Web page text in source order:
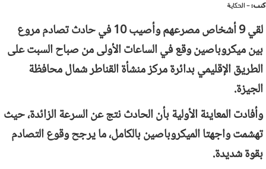
كتب:- الحكاية
لقي 9 أشخاص مصرعهم وأصيب 10 في حادث تصادم مروع
بين ميكروباصين وقع في الساعات الأولى من صباح السبت على
الطريق الإقليمي بدائرة مركز منشأة القناطر شمال محافظة
الجيزة.
وأفادت المعاينة الأولية بأن الحادث نتج عن السرعة الزائدة، حيث
تهشمت واجهتا الميكروباصين بالكامل، ما يرجح وقوع التصادم
بقوة شديدة.